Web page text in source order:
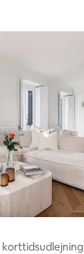
korttidsudlejning